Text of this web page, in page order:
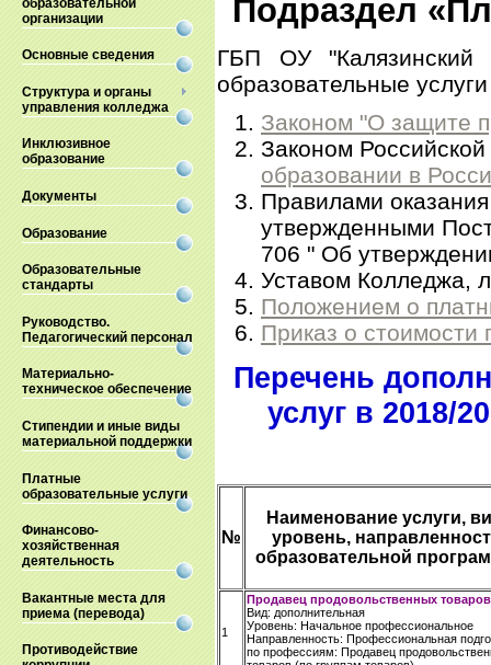
организации
Основные сведения
Структура и органы
управления колледжа
Инклюзивное
образование
Документы
Образование
Образовательные
стандарты
Руководство.
Педагогический персонал
Материально-
техническое обеспечение
Стипендии и иные виды
материальной поддержки
Платные
образовательные услуги
Финансово-
хозяйственная
деятельность
Вакантные места для
приема (перевода)
Противодействие
Подраздел
ГБП ОУ "Калязинский
образовательные
Законом "О защите
Законом
образовании в
Правилами
утвержденными
706 " Об
Уставом Колледжа,
Положением о
Приказ о стоимости
Перечень
услуг в 2018/
№
Наименование услуги,
уровень,
образовательной
1
Продавец продовольственных товаров
Вид: дополнительная
Уровень: Начальное профессиональное
Направленность: Профессиональная
по профессиям: Продавец